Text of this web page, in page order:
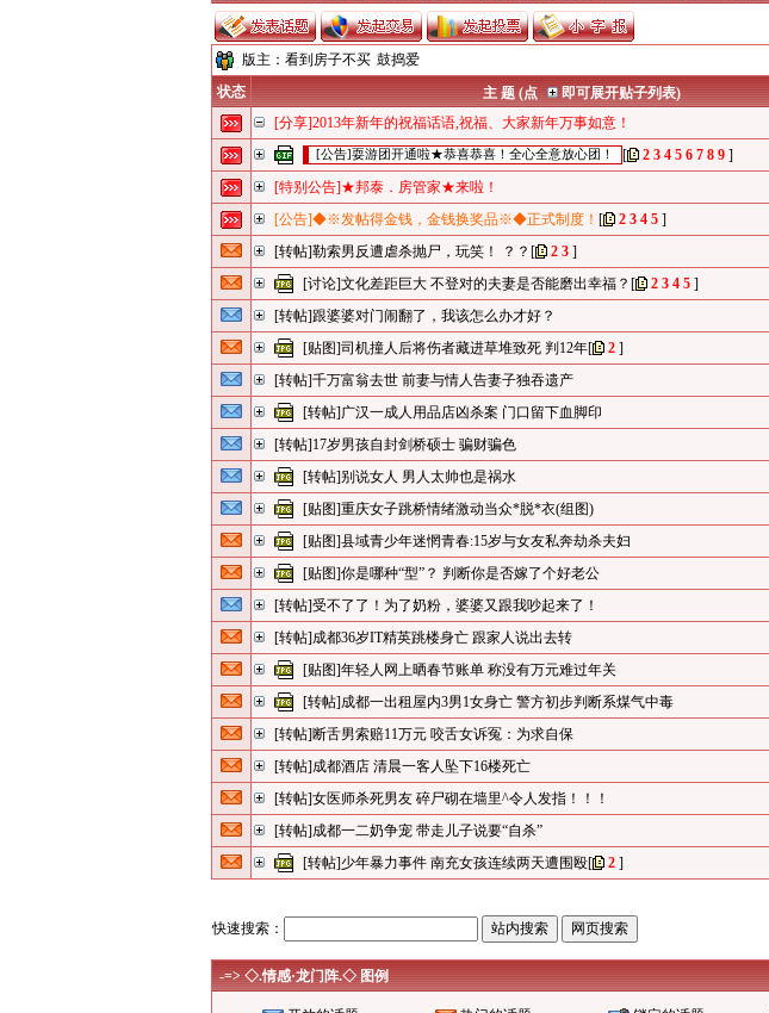
版主： 看到房子不买 鼓捣爱
状态 主 题 (点
即可展开贴子列表)
[分享]2013年新年的祝福话语,祝福、大家新年万事如意！
[公告]耍游团开通啦★恭喜恭喜！全心全意放心团！ [ 2 3 4 5 6 7 8 9 ]
[特别公告]★邦泰．房管家★来啦！
[公告]◆※发帖得金钱，金钱换奖品※◆正式制度！ [ 2 3 4 5 ]
[转帖]勒索男反遭虐杀抛尸，玩笑！ ？？ [ 2 3 ]
[讨论]文化差距巨大 不登对的夫妻是否能磨出幸福？ [ 2 3 4 5 ]
[转帖]跟婆婆对门闹翻了，我该怎么办才好？
[贴图]司机撞人后将伤者藏进草堆致死 判12年[ 2 ]
[转帖]千万富翁去世 前妻与情人告妻子独吞遗产
[转帖]广汉一成人用品店凶杀案 门口留下血脚印
[转帖]17岁男孩自封剑桥硕士 骗财骗色
[转帖]别说女人 男人太帅也是祸水
[贴图]重庆女子跳桥情绪激动当众*脱*衣(组图)
[贴图]县域青少年迷惘青春:15岁与女友私奔劫杀夫妇
[贴图]你是哪种“型”？ 判断你是否嫁了个好老公
[转帖]受不了了！为了奶粉，婆婆又跟我吵起来了！
[转帖]成都36岁IT精英跳楼身亡 跟家人说出去转
[贴图]年轻人网上晒春节账单 称没有万元难过年关
[转帖]成都一出租屋内3男1女身亡 警方初步判断系煤气中毒
[转帖]断舌男索赔11万元 咬舌女诉冤：为求自保
[转帖]成都酒店 清晨一客人坠下16楼死亡
[转帖]女医师杀死男友 碎尸砌在墙里^令人发指！！！
[转帖]成都一二奶争宠 带走儿子说要“自杀”
[转帖]少年暴力事件 南充女孩连续两天遭围殴[ 2 ]
快速搜索：
-=> ◇.情感·龙门阵.◇ 图例